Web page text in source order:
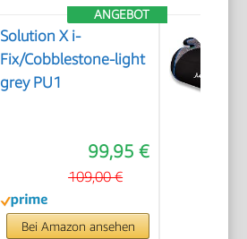
ANGEBOT
Solution X i-
Fix/Cobblestone-light
grey PU1
99,95 €
109,00 €
Bei Amazon ansehen